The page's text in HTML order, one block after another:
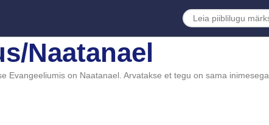
Naatanael
on Naatanael. Arvatakse et tegu on sama inimesega.